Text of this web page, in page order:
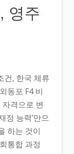
영주
건, 한국 체류
동포 F4 비
격으로 변
정 능력’만으
하는 것이
통합 과정